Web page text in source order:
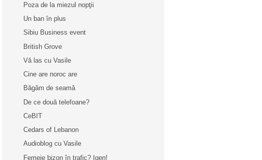
Poza de la miezul nopţii
Un ban în plus
Sibiu Business event
British Grove
Vă las cu Vasile
Cine are noroc are
Băgăm de seamă
De ce două telefoane?
CeBIT
Cedars of Lebanon
Audioblog cu Vasile
Femeie bizon în trafic? Igen!